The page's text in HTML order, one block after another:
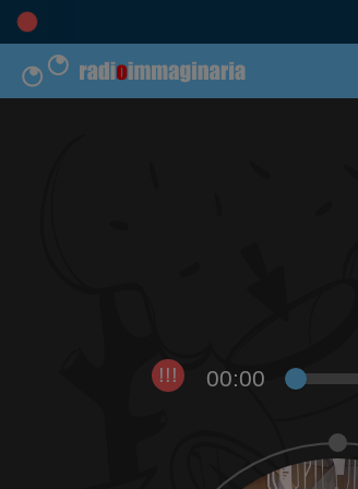
!!! 00:00